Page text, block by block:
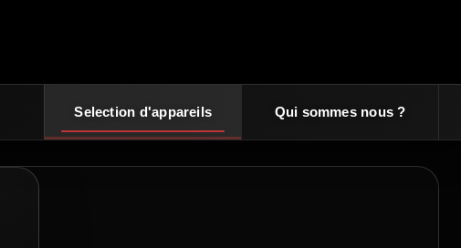
Selection d'appareils Qui sommes nous ?